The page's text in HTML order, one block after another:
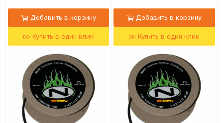
Добавить в корзину
Купить в один клик
Добавить в корзину
Купить в один клик